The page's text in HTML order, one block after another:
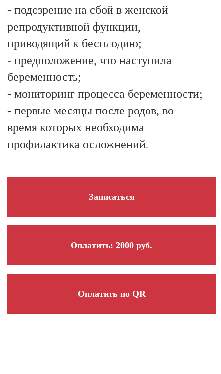
- подозрение на сбой в женской
репродуктивной функции,
приводящий к бесплодию;
- предположение, что наступила
беременность;
- мониторинг процесса беременности;
- первые месяцы после родов, во
время которых необходима
профилактика осложнений.
Записаться
Оплатить: 2000 руб.
Оплатить по QR